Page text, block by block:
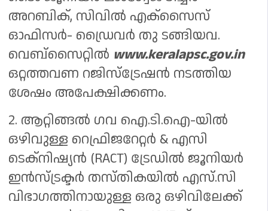
അറബിക്, സിവിൽ എക്സൈസ്
ഓഫിസർ- ഡ്രൈവർ തു ടങ്ങിയവ.
വെബ്സൈറ്റിൽ www.keralapsc.gov.in
ഒറ്റത്തവണ റജിസ്ട്രേഷൻ നടത്തിയ
ശേഷം അപേക്ഷിക്കണം.
2. ആറ്റിങ്ങൽ ഗവ ഐ.ടി.ഐ-യിൽ
ഒഴിവുള്ള റെഫ്രിജറേറ്റർ & എസി
ടെക്‌നിഷ്യൻ (RACT) ട്രേഡിൽ ജൂനിയർ
ഇൻസ്ട്രക്ടർ തസ്തികയിൽ എസ്.സി
വിഭാഗത്തിനായുള്ള ഒരു ഒഴിവിലേക്ക്